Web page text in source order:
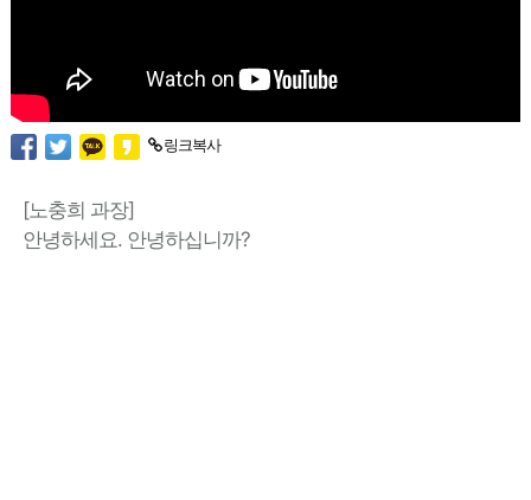
링크복사
[노충희 과장]
안녕하세요. 안녕하십니까?